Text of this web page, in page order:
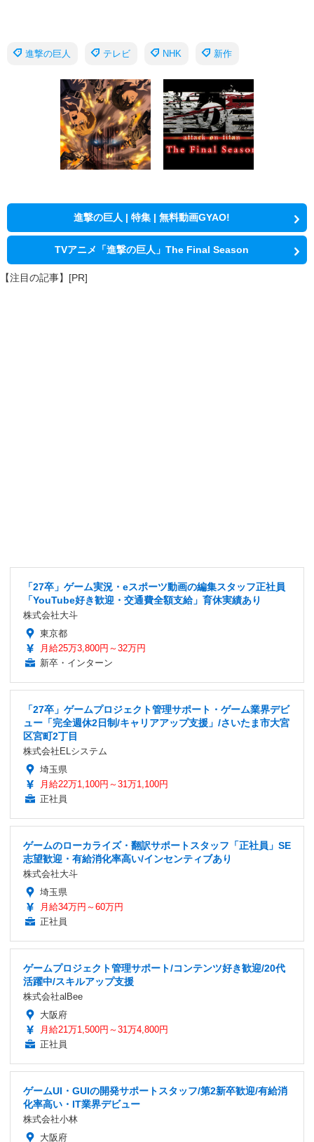
進撃の巨人 テレビ NHK 新作
進撃の巨人 | 特集 | 無料動画GYAO!
TVアニメ「進撃の巨人」The Final Season
【注目の記事】[PR]
「27卒」ゲーム実況・eスポーツ動画の編集スタッフ正社員
「YouTube好き歓迎・交通費全額支給」育休実績あり
株式会社大斗
東京都
月給25万3,800円～32万円
新卒・インターン
「27卒」ゲームプロジェクト管理サポート・ゲーム業界デビ
ュー「完全週休2日制/キャリアアップ支援」/さいたま市大宮
区宮町2丁目
株式会社ELシステム
埼玉県
月給22万1,100円～31万1,100円
正社員
ゲームのローカライズ・翻訳サポートスタッフ「正社員」SE
志望歓迎・有給消化率高い/インセンティブあり
株式会社大斗
埼玉県
月給34万円～60万円
正社員
ゲームプロジェクト管理サポート/コンテンツ好き歓迎/20代
活躍中/スキルアップ支援
株式会社alBee
大阪府
月給21万1,500円～31万4,800円
正社員
ゲームUI・GUIの開発サポートスタッフ/第2新卒歓迎/有給消
化率高い・IT業界デビュー
株式会社小林
大阪府